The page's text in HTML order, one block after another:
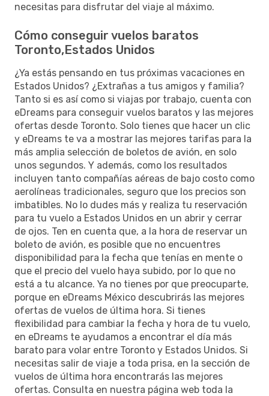
necesitas para disfrutar del viaje al máximo.
Cómo conseguir vuelos baratos
Toronto,Estados Unidos
¿Ya estás pensando en tus próximas vacaciones en
Estados Unidos? ¿Extrañas a tus amigos y familia?
Tanto si es así como si viajas por trabajo, cuenta con
eDreams para conseguir vuelos baratos y las mejores
ofertas desde Toronto. Solo tienes que hacer un clic
y eDreams te va a mostrar las mejores tarifas para la
más amplia selección de boletos de avión, en solo
unos segundos. Y además, como los resultados
incluyen tanto compañías aéreas de bajo costo como
aerolíneas tradicionales, seguro que los precios son
imbatibles. No lo dudes más y realiza tu reservación
para tu vuelo a Estados Unidos en un abrir y cerrar
de ojos. Ten en cuenta que, a la hora de reservar un
boleto de avión, es posible que no encuentres
disponibilidad para la fecha que tenías en mente o
que el precio del vuelo haya subido, por lo que no
está a tu alcance. Ya no tienes por que preocuparte,
porque en eDreams México descubrirás las mejores
ofertas de vuelos de última hora. Si tienes
flexibilidad para cambiar la fecha y hora de tu vuelo,
en eDreams te ayudamos a encontrar el día más
barato para volar entre Toronto y Estados Unidos. Si
necesitas salir de viaje a toda prisa, en la sección de
vuelos de última hora encontrarás las mejores
ofertas. Consulta en nuestra página web toda la